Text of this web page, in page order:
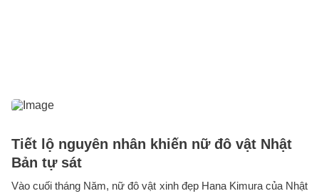
Tiết lộ nguyên nhân khiến nữ đô vật Nhật
Bản tự sát
Vào cuối tháng Năm, nữ đô vật xinh đẹp Hana Kimura của Nhật